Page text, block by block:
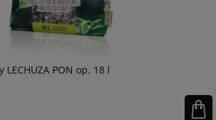
PON op. 18 l